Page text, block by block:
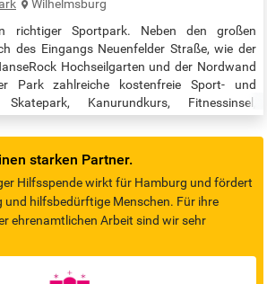
Wilhelmsburg
richtiger Sportpark. Neben den großen
des Eingangs Neuenfelder Straße, wie der
Hochseilgarten und der Nordwand
Park zahlreiche kostenfreie Sport- und
Kanurundkurs, Fitnessinsel,
für eine aktive Gestaltung Ihres Alltags.
sogar…
starken Partner.
Hilfsspende wirkt für Hamburg und fördert
und hilfsbedürftige Menschen. Für ihre
ehrenamtlichen Arbeit sind wir sehr